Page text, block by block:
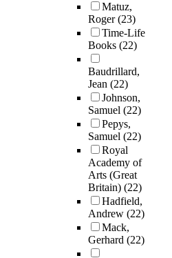
Matuz,
Roger(23)
Time-Life
Books (22)
Baudrillard,
Jean (22)
Johnson,
Samuel (22)
Pepys,
Samuel (22)
Royal
Academy of
Arts (Great
Britain) (22)
Hadfield,
Andrew (22)
Mack,
Gerhard (22)